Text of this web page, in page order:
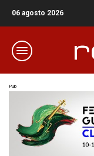
06 agosto 2026
Pub